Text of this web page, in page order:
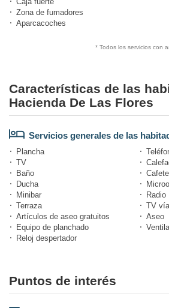
Zona de fumadores
Aparcacoches
* Todos los servicios con
Características de las
Hacienda De Las Flores
Servicios generales de las
Plancha
TV
Baño
Ducha
Minibar
Radio
Terraza
TV
Artículos de aseo gratuitos
Aseo
Equipo de planchado
Reloj despertador
Puntos de interés